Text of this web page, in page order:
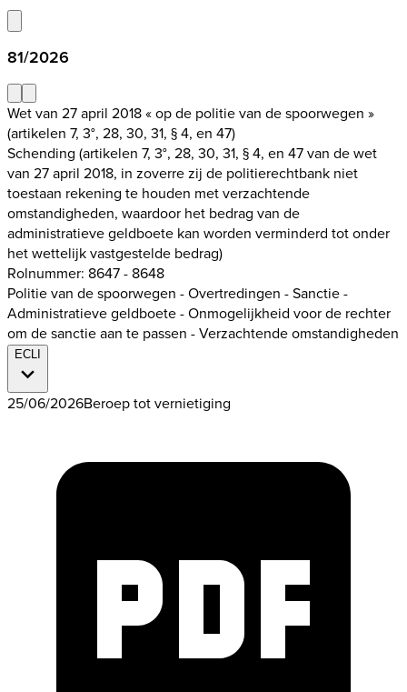
81/2026
Wet van 27 april 2018 « op de politie van de spoorwegen »
(artikelen 7, 3°, 28, 30, 31, § 4, en 47)
Schending (artikelen 7, 3°, 28, 30, 31, § 4, en 47 van de wet
van 27 april 2018, in zoverre zij de politierechtbank niet
toestaan rekening te houden met verzachtende
omstandigheden, waardoor het bedrag van de
administratieve geldboete kan worden verminderd tot onder
het wettelijk vastgestelde bedrag)
Rolnummer: 8647 - 8648
Politie van de spoorwegen - Overtredingen - Sanctie -
Administratieve geldboete - Onmogelijkheid voor de rechter
om de sanctie aan te passen - Verzachtende omstandigheden
ECLI
25/06/2026Beroep tot vernietiging